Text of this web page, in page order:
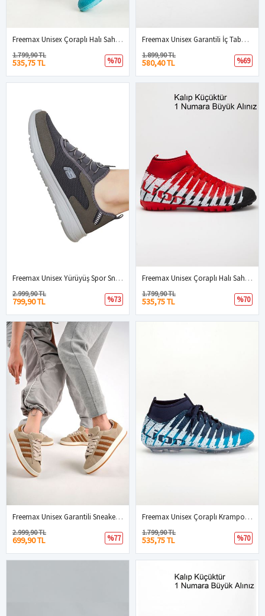
Freemax Unisex Çoraplı Halı Saha Futbol Ayakkabısı Freemax.1452 Turkuaz
535,75 TL
1.799,90 TL
%70
Freemax Unisex Garantili İç Tabanlık Hafif Esnek Sağlam Sneaker Spor Ayakkabı 2023.178 Beyaz Yeşil
580,40 TL
1.899,90 TL
%69
Freemax Unisex Yürüyüş Spor Sneaker Ayakkabı FREEMAX101-21221 Füme Buz
799,90 TL
2.999,90 TL
%73
Freemax Unisex Çoraplı Halı Saha Futbol Ayakkabısı Freemax.1452 Siyah Kırmızı
535,75 TL
1.799,90 TL
%70
Freemax Unisex Garantili Sneaker Spor Ayakkabı. Bej Kahve
699,90 TL
2.999,90 TL
%77
Freemax Unisex Çoraplı Krampon Futbol Ayakkabısı Turkuaz Lacivert
535,75 TL
1.799,90 TL
%70